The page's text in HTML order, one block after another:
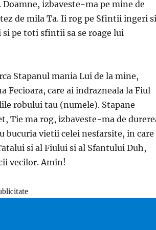
izbaveste-ma pe mine de
de mila Ta. Ii rog pe Sfintii ingeri si
pe toti sfintii sa se roage lui
Stapanul mania Lui de la mine,
Fecioara, care ai indrazneala la Fiul
robului tau (numele). Stapane
Tie ma rog, izbaveste-ma de
vietii celei nesfarsite, in care
si al Fiului si al Sfantului Duh,
vecilor. Amin!